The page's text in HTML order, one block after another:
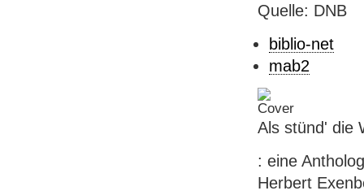
Quelle: DNB
biblio-net
mab2
Als stünd' die
: eine
Herbert